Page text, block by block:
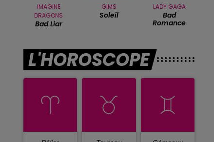
IMAGINE
DRAGONS
Bad Liar
GIMS
Soleil
LADY GAGA
Bad
Romance
L'HOROSCOPE